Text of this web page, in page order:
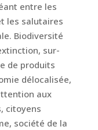
entre les
les salutaires
Biodiversité
sur-
de produits
délocalisée,
aux
citoyens
société de la